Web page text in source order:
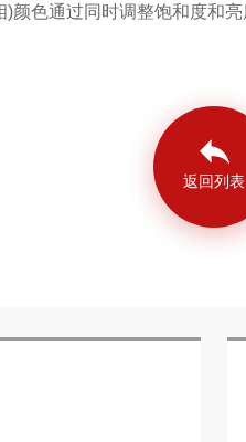
)颜色通过同时调整饱和度和亮
返回列表